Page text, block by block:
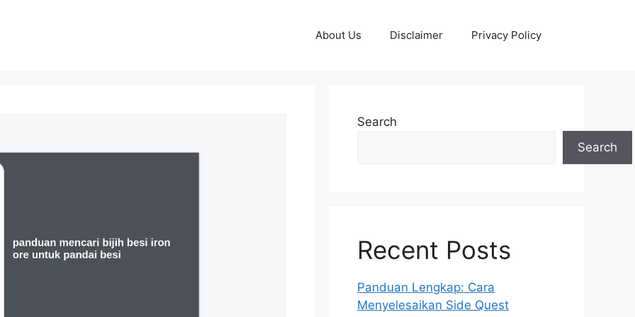
About Us Disclaimer Privacy Policy
Search
Search
Recent Posts
Panduan Lengkap: Cara
Menyelesaikan Side Quest